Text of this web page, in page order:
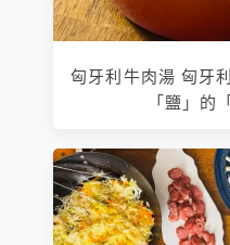
匈牙利牛肉湯 匈牙
「鹽」的